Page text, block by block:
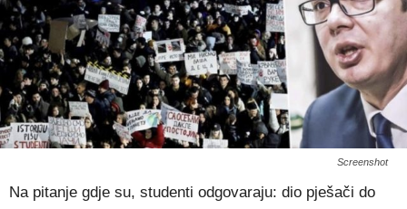
Screenshot
Na pitanje gdje su, studenti odgovaraju: dio pješači do